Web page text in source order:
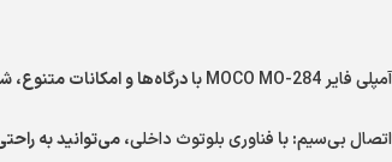
آمپلی فایر MOCO MO-284 با درگاه‌ها و امکانات
اتصال بی‌سیم: بافناوری بلوتوث داخلی، می‌توانید به